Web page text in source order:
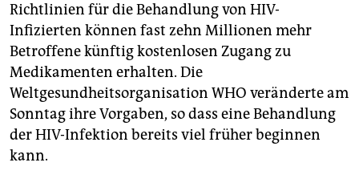
unterstützen
abo
genossenschaft
epaper login
Richtlinien für die Behandlung von HIV-
Infizierten können fast zehn Millionen mehr
Betroffene künftig kostenlosen Zugang zu
Medikamenten erhalten. Die
Weltgesundheitsorganisation WHO veränderte am
Sonntag ihre Vorgaben, so dass eine Behandlung
der HIV-Infektion bereits viel früher beginnen
kann.